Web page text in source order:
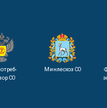
СО
Минлесхоз СО